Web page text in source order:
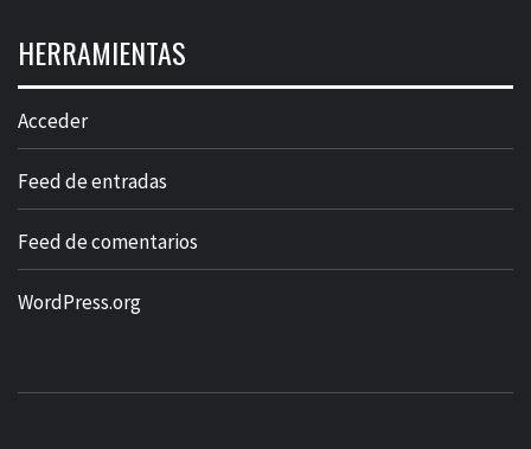
HERRAMIENTAS
Acceder
Feed de entradas
Feed de comentarios
WordPress.org